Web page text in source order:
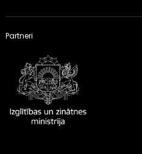
Partneri